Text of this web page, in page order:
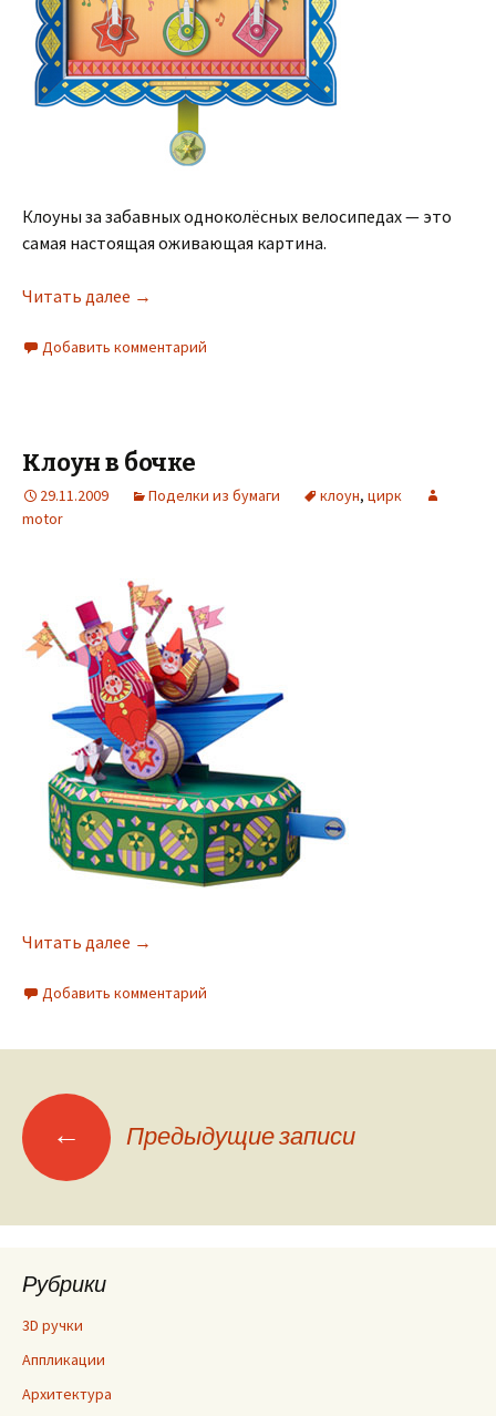
Клоуны за забавных одноколёсных велосипедах — это
самая настоящая оживающая картина.
Читать далее →
Добавить комментарий
Клоун в бочке
29.11.2009 Поделки из бумаги клоун, цирк
motor
Читать далее →
Добавить комментарий
Навигация по
записям
← Предыдущие записи
Рубрики
3D ручки
Аппликации
Архитектура